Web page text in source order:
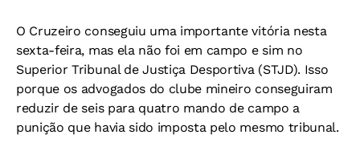
O Cruzeiro conseguiu uma importante vitória nesta
sexta-feira, mas ela não foi em campo e sim no
Superior Tribunal de Justiça Desportiva (STJD). Isso
porque os advogados do clube mineiro conseguiram
reduzir de seis para quatro mando de campo a
punição que havia sido imposta pelo mesmo tribunal.